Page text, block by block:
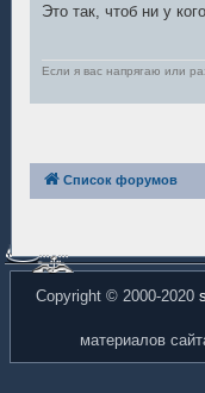
Это так, чтоб ни у
Если я вас напрягаю или
Список форумов
Copyright © 2000-2020
материалов